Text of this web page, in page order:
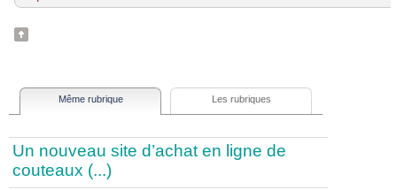
Même rubrique Les rubriques
Un nouveau site d’achat en ligne de
couteaux (...)